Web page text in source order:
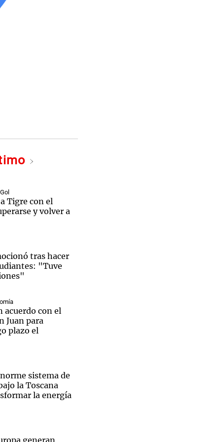
Tigre con el
y volver a
tras hacer
"Tuve
acuerdo con el
Juan para
plazo el
sistema de
la Toscana
la energía
generan